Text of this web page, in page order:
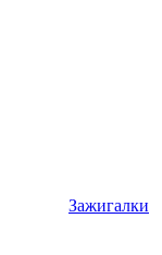
Зажигалки